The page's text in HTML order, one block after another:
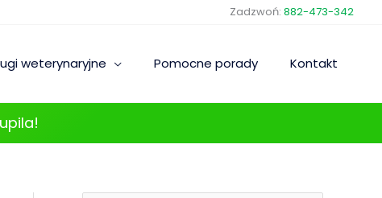
Zadzwoń: 882-473-342
weterynaryjne Pomocne porady Kontakt